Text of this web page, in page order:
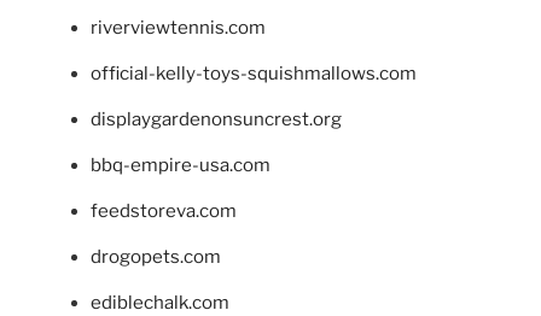
riverviewtennis.com
official-kelly-toys-squishmallows.com
displaygardenonsuncrest.org
bbq-empire-usa.com
feedstoreva.com
drogopets.com
ediblechalk.com